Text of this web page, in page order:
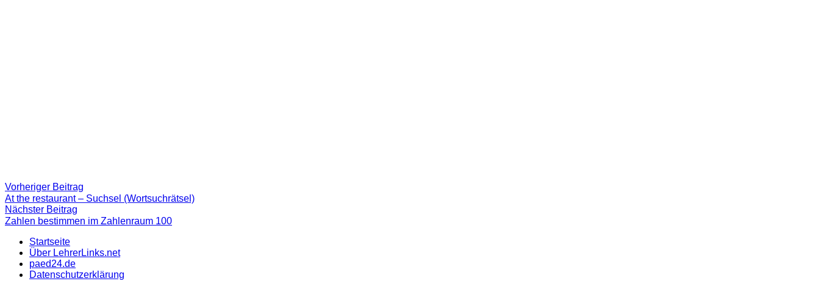
Beitragsnavigation
Vorheriger Beitrag
Beitrag:
At the restaurant – Suchsel (Wortsuchrätsel)
Nächster Beitrag
Beitrag
Zahlen bestimmen im Zahlenraum 100
Startseite
Über LehrerLinks.net
paed24.de
Datenschutzerklärung